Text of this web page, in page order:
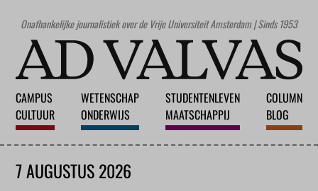
Onafhankelijke journalistiek over de Vrije Universiteit Amsterdam | Sinds 1953
CAMPUS
CULTUUR
WETENSCHAP
ONDERWIJS
STUDENTENLEVEN
MAATSCHAPPIJ
COLUMN
BLOG
7 AUGUSTUS 2026